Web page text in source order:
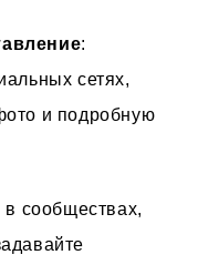
:
сетях,
и подробную
в сообществах,